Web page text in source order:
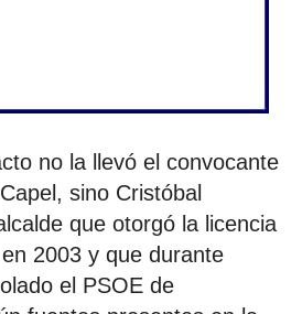
no la llevó el convocante
sino Cristóbal
que otorgó la licencia
2003 y que durante
el PSOE de